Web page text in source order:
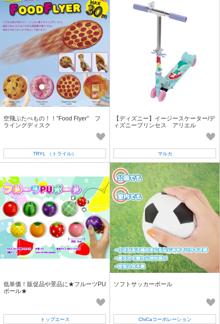
空飛ぶたべもの！！”Food Flyer” フ
ライングディスク
TRYL （トライル）
【ディズニー】イージースケーター/デ
ィズニープリンセス アリエル
マルカ
低単価！販促品や景品に★フルーツPU
ボール★
トップエース
ソフトサッカーボール
ChiCaコーポレーション